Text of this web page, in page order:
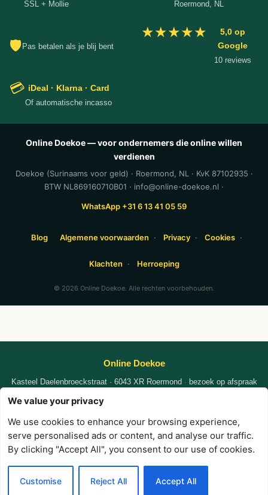
We value your privacy
We use cookies to enhance your browsing experience,
serve personalised ads or content, and analyse our traffic.
By clicking "Accept All", you consent to our use of cookies.
Customise Reject All Accept All
SSL + Mollie Roermond, NL
🛡 Pas betalen als je blij bent
★★★★★
5,0 op
Google
10 reviews
💳 iDeal · Klarna · Card
Of automatische incasso
Online Doekoe — voor ondernemers die online willen
verdienen
Doekoe (Surinaams voor geld) · Roermond, NL · KvK 87102935 ·
BTW NL869160710B01 · info@online-doekoe.nl ·
WhatsApp +31 6 13 41 05 59
Blog Algemene voorwaarden · Privacy · Cookies ·
Klachten · Herroeping
© 2026 Online Doekoe. Alle rechten voorbehouden.
💬WhatsApp 📞 📝
Online Doekoe
Kasteel Daelenbroeckstraat · 6043 XR Roermond · bezoek op afspraak
KvK87102935|
WhatsApp +31 6 1341 0559
Privacy Voorwaarden Cookies
Contact